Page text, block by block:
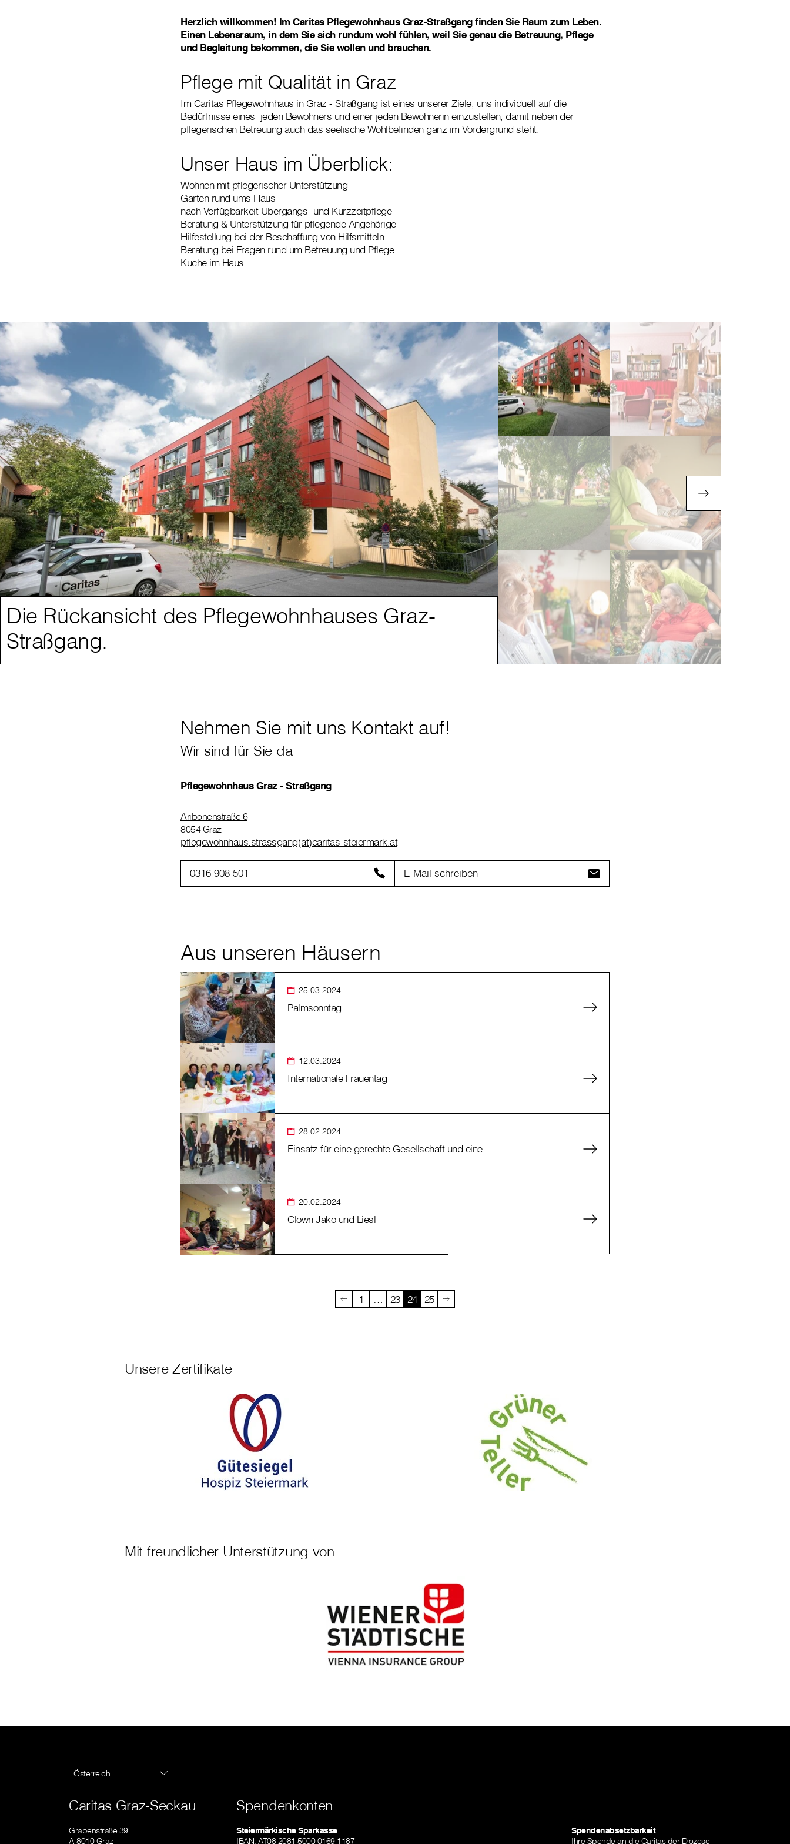
Herzlich willkommen! Im Caritas Pflegewohnhaus Graz-Straßgang finden Sie Raum zum Leben.
Einen Lebensraum, in dem Sie sich rundum wohl fühlen, weil Sie genau die Betreuung, Pflege
und Begleitung bekommen, die Sie wollen und brauchen.
Pflege mit Qualität in Graz
Im Caritas Pflegewohnhaus in Graz - Straßgang ist eines unserer Ziele, uns individuell auf die
Bedürfnisse eines jeden Bewohners und einer jeden Bewohnerin einzustellen, damit neben der
pflegerischen Betreuung auch das seelische Wohlbefinden ganz im Vordergrund steht.
Unser Haus im Überblick:
Wohnen mit pflegerischer Unterstützung
Garten rund ums Haus
nach Verfügbarkeit Übergangs- und Kurzzeitpflege
Beratung & Unterstützung für pflegende Angehörige
Hilfestellung bei der Beschaffung von Hilfsmitteln
Beratung bei Fragen rund um Betreuung und Pflege
Küche im Haus
Die Rückansicht des Pflegewohnhauses Graz-
Straßgang.
Ein netter Garten lädt zum
Nehmen Sie mit uns Kontakt auf!
Wir sind für Sie da
Pflegewohnhaus Graz - Straßgang
Aribonenstraße 6
8054 Graz
pflegewohnhaus.strassgang(at)caritas-steiermark.at
0316 908 501 E-Mail schreiben
Aus unseren Häusern
25.03.2024
Palmsonntag
12.03.2024
Internationale Frauentag
28.02.2024
Einsatz für eine gerechte Gesellschaft und eine…
20.02.2024
Clown Jako und Liesl
1 23 24 25
Unsere Zertifikate
Mit freundlicher Unterstützung von
Österreich
Caritas Graz-Seckau
Grabenstraße 39
A-8010 Graz
Spendenkonten
Steiermärkische Sparkasse
IBAN: AT08 2081 5000 0169 1187
Spendenabsetzbarkeit
Ihre Spende an die Caritas der Diözese